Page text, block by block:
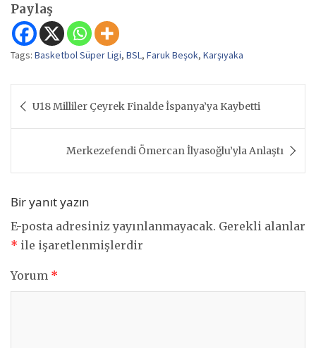
Paylaş
Tags: Basketbol Süper Ligi, BSL, Faruk Beşok, Karşıyaka
gezinmesi
U18 Milliler Çeyrek Finalde İspanya’ya Kaybetti
Merkezefendi Ömercan İlyasoğlu’yla Anlaştı
Bir yanıt yazın
E-posta adresiniz yayınlanmayacak. Gerekli alanlar
* ile işaretlenmişlerdir
Yorum *